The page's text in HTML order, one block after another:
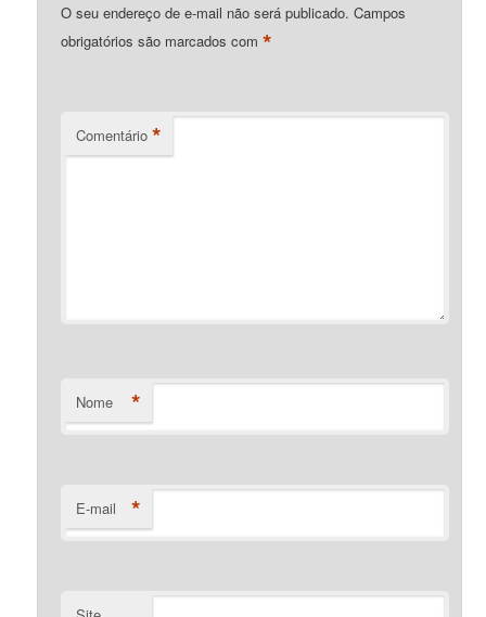
O seu endereço de e-mail não será publicado. Campos
obrigatórios são marcados com*
Comentário *
Nome *
E-mail *